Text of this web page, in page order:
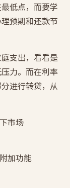
低点，而要学
预期和还款节
支出，看看是
力。而在利率
进行转贷，从
市场
加功能